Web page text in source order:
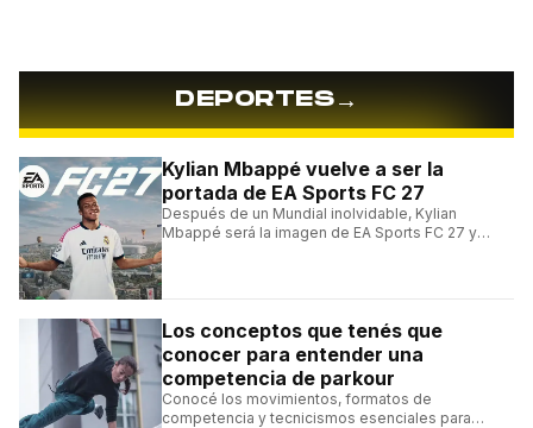
DEPORTES→
Kylian Mbappé vuelve a ser la
portada de EA Sports FC 27
Después de un Mundial inolvidable, Kylian
Mbappé será la imagen de EA Sports FC 27 y
Los conceptos que tenés que
conocer para entender una
competencia de parkour
Conocé los movimientos, formatos de
competencia y tecnicismos esenciales para